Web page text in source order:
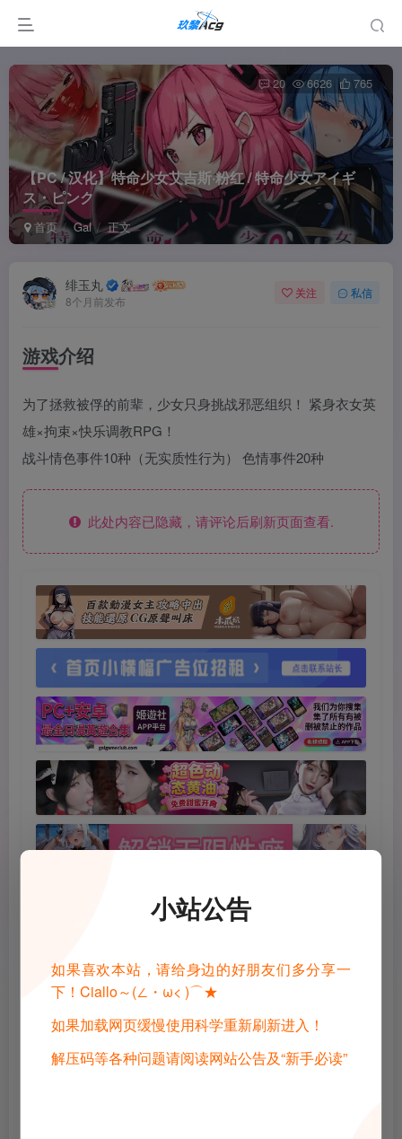
【PC / 汉化】特命少女艾吉斯·粉红 / 特命少女アイギ
ス・ピンク
首页 Gal 正文
20 6626 765
绯玉丸
8个月前发布
关注 私信
游戏介绍
为了拯救被俘的前辈，少女只身挑战邪恶组织！ 紧身衣女英
雄×拘束×快乐调教RPG！
战斗情色事件10种（无实质性行为） 色情事件20种
此处内容已隐藏，请评论后刷新页面查看.
3 · 转载请去原帖查看和申请授权，禁止转本站原档，请重新压制，切
勿用于商业用途！
4 · 如遇到内容侵权等问题，请邮箱联系管理员，将及时予以删除
THE END
小站公告
如果喜欢本站，请给身边的好朋友们多分享一
下！Ciallo～(∠・ω< )⌒★
如果加载网页缓慢使用科学重新刷新进入！
解压码等各种问题请阅读网站公告及“新手必读”